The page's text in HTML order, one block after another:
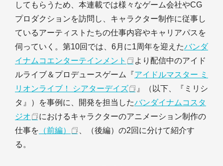
してもらうため、本連載では様々なゲーム会社やCG
プロダクションを訪問し、キャラクター制作に従事し
ているアーティストたちの仕事内容やキャリアパスを
伺っていく。第10回では、6月に1周年を迎えたバンダ
イナムコエンターテインメント
より配信中のアイド
ルライブ＆プロデュースゲーム『アイドルマスター ミ
リオンライブ！ シアターデイズ
』（以下、『ミリシ
タ』）を事例に、開発を担当したバンダイナムコスタ
ジオ
におけるキャラクターのアニメーション制作の
仕事を （前編）
、（後編）の2回に分けて紹介す
る。